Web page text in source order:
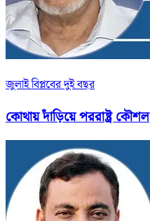
জুলাই বিপ্লবের দুই বছর
কোথায় দাঁড়িয়ে পররাষ্ট্র কৌশল